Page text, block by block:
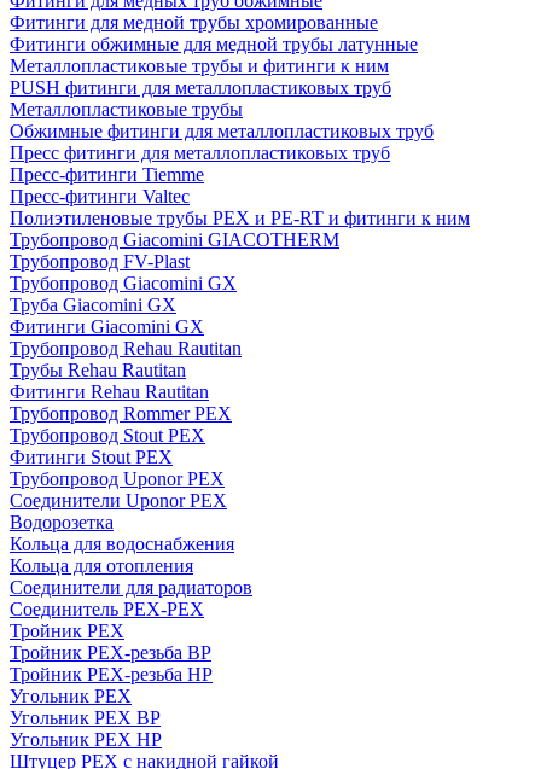
Фитинги для медной трубы хромированные
Фитинги обжимные для медной трубы латунные
Металлопластиковые трубы и фитинги к ним
PUSH фитинги для металлопластиковых труб
Металлопластиковые трубы
Обжимные фитинги для металлопластиковых труб
Пресс фитинги для металлопластиковых труб
Пресс-фитинги Tiemme
Пресс-фитинги Valtec
Полиэтиленовые трубы PEX и PE-RT и фитинги к ним
Трубопровод Giacomini GIACOTHERM
Трубопровод FV-Plast
Трубопровод Giacomini GX
Труба Giacomini GX
Фитинги Giacomini GX
Трубопровод Rehau Rautitan
Трубы Rehau Rautitan
Фитинги Rehau Rautitan
Трубопровод Rommer PEX
Трубопровод Stout PEX
Фитинги Stout PEX
Трубопровод Uponor PEX
Соединители Uponor PEX
Водорозетка
Кольца для водоснабжения
Кольца для отопления
Соединители для радиаторов
Соединитель PEX-PEX
Тройник PEX
Тройник PEX-резьба ВР
Тройник PEX-резьба НР
Угольник PEX
Угольник PEX ВР
Угольник PEX НР
Штуцер PEX c накидной гайкой